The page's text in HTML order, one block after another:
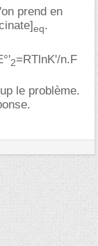
prend en
eq.
2=RTlnK'/n.F
le problème.